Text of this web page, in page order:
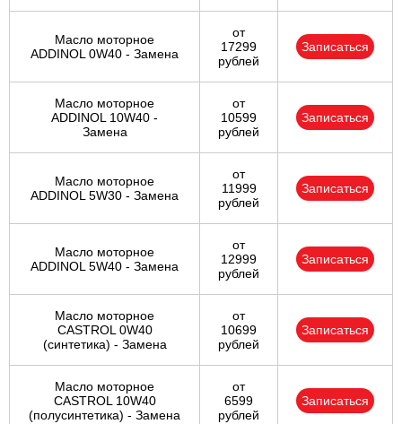
Масло моторное
ADDINOL 0W40 - Замена
от
17299
рублей
Записаться
Масло моторное
ADDINOL 10W40 -
Замена
от
10599
рублей
Записаться
Масло моторное
ADDINOL 5W30 - Замена
от
11999
рублей
Записаться
Масло моторное
ADDINOL 5W40 - Замена
от
12999
рублей
Записаться
Масло моторное
CASTROL 0W40
(синтетика) - Замена
от
10699
рублей
Записаться
Масло моторное
CASTROL 10W40
(полусинтетика) - Замена
от
6599
рублей
Записаться